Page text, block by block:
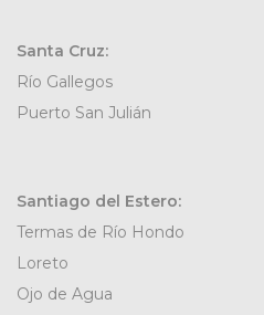
Santa Cruz:
Río Gallegos
Puerto San Julián
Santiago del Estero:
Termas de Río Hondo
Loreto
Ojo de Agua